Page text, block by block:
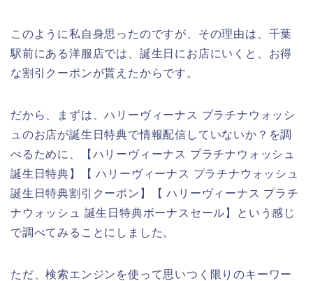
このように私自身思ったのですが、その理由は、千葉
駅前にある洋服店では、誕生日にお店にいくと、お得
な割引クーポンが貰えたからです。
だから、まずは、ハリーヴィーナス プラチナウォッシ
ュのお店が誕生日特典で情報配信していないか？を調
べるために、【ハリーヴィーナス プラチナウォッシュ
誕生日特典】【 ハリーヴィーナス プラチナウォッシュ
誕生日特典割引クーポン】【 ハリーヴィーナス プラチ
ナウォッシュ 誕生日特典ボーナスセール】という感じ
で調べてみることにしました。
ただ、検索エンジンを使って思いつく限りのキーワー